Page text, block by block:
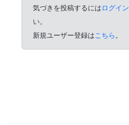
気づきを投稿するにはログイン
い。
新規ユーザー登録はこちら 。